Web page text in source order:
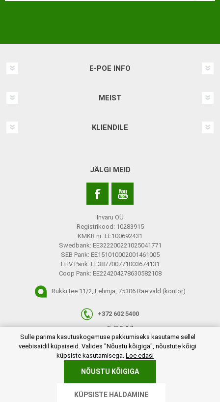
E-POE INFO
MEIST
KLIENDILE
JÄLGI MEID
Invaru OÜ
Registrikood: 10283915
KMKR nr: EE100692431
Swedbank: EE322200221025041771
SEB Pank: EE151010002001461005
LHV Pank: EE387700771003674131
Coop Pank: EE224204278630582108
Rukki tee 11/2, Lehmja, 75306 Rae vald (kontor)
+372 602 5400
E-R 9-17
info@invaru.ee
Powered bynopCommerce
Sulle parima kasutuskogemuse pakkumiseks kasutame sellel
veebisaidil küpsiseid. Valides "Nõustu kõigiga", nõustute kõigi
küpsiste kasutamisega. Loe edasi
NÕUSTU KÕIGIGA
KÜPSISTE HALDAMINE